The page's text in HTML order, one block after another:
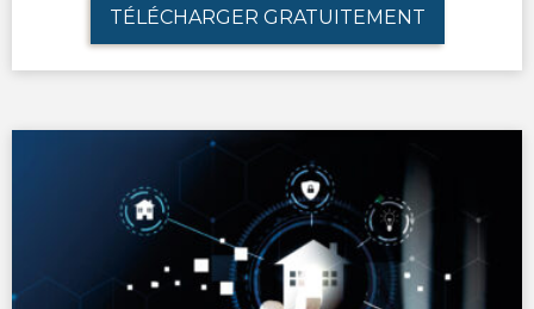
TÉLÉCHARGER GRATUITEMENT